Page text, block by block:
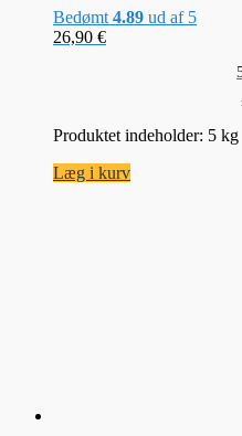
Bedømt 4.89 ud af 5
26,90 €
Produktet indeholder: 5 kg
Læg i kurv